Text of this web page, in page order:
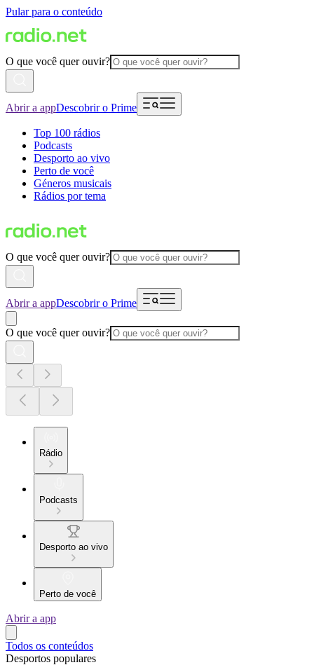
Pular para o conteúdo
O que você quer ouvir?
Abrir a appDescobrir o Prime
Top 100 rádios
Podcasts
Desporto ao vivo
Perto de você
Géneros musicais
Rádios por tema
O que você quer ouvir?
Abrir a appDescobrir o Prime
O que você quer ouvir?
Rádio
Podcasts
Desporto ao vivo
Perto de você
Abrir a app
Todos os conteúdos
Desportos populares